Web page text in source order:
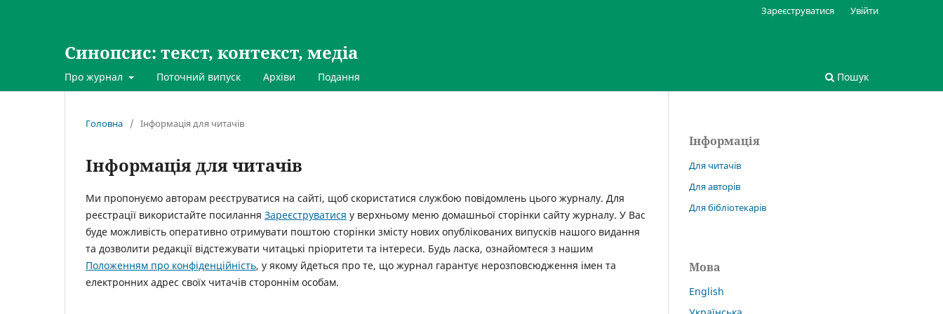
Синопсис: текст, контекст, медіа
Про журнал Поточний випуск Архіви Подання Пошук
Зареєструватися Увійти
Головна / Інформація для читачів
Інформація для читачів
Ми пропонуємо авторам реєструватися на сайті, щоб скористатися службою повідомлень цього журналу. Для
реєстрації використайте посилання Зареєструватися у верхньому меню домашньої сторінки сайту журналу. У Вас
буде можливість оперативно отримувати поштою сторінки змісту нових опублікованих випусків нашого видання
та дозволити редакції відстежувати читацькі пріоритети та інтереси. Будь ласка, ознайомтеся з нашим
Положенням про конфіденційність, у якому йдеться про те, що журнал гарантує нерозповсюдження імен та
електронних адрес своїх читачів стороннім особам.
Інформація
Для читачів
Для авторів
Для бібліотекарів
Мова
English